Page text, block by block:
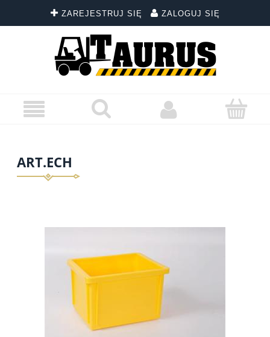
ZAREJESTRUJ SIĘ ZALOGUJ SIĘ
ART.ECH